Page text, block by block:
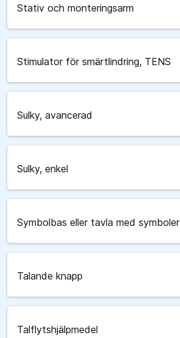
Stativ och monteringsarm
Stimulator för smärtlindring, TENS
Sulky, avancerad
Sulky, enkel
Symbolbas eller tavla med symboler
Talande knapp
Talflytshjälpmedel